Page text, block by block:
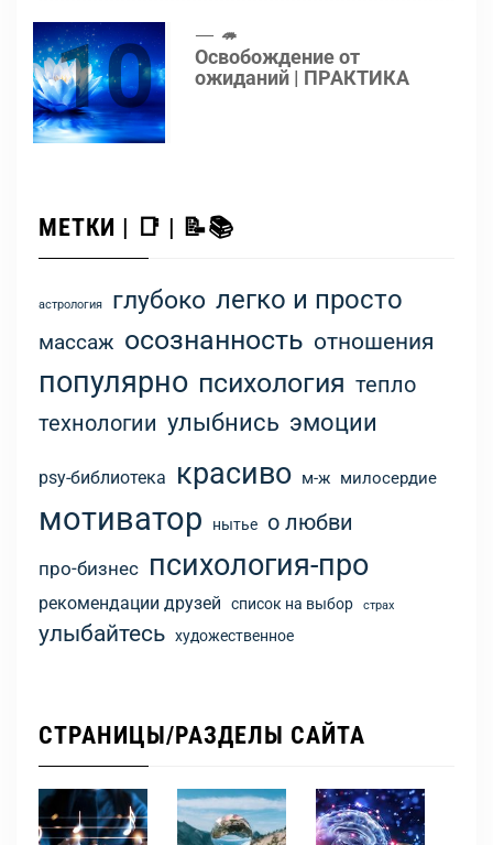
10 🦔
Освобождение от
ожиданий | ПРАКТИКА
МЕТКИ | 📑 | 📝📚
астрология глубоко легко и просто
массаж осознанность отношения
популярно психология тепло
технологии улыбнись эмоции
psy-библиотека красиво м-ж милосердие
мотиватор нытье о любви
про-бизнес психология-про
рекомендации друзей список на выбор страх
улыбайтесь художественное
СТРАНИЦЫ/РАЗДЕЛЫ САЙТА